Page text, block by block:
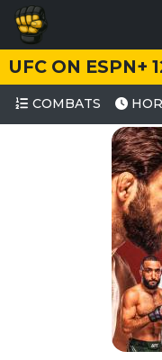
UFC ON ESPN+
COMBATS